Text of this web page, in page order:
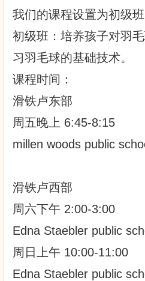
我们的课程设置为初级班
初级班：培养孩子对羽
习羽毛球的基础技术。
课程时间：
滑铁卢东部
周五晚上 6:45-8:15
millen woods public
滑铁卢西部
周六下午 2:00-3:00
Edna Staebler public
周日上午 10:00-11:00
Edna Staebler public